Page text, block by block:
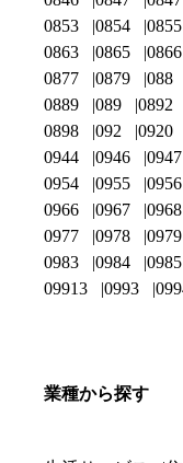
0853
0854 0855
0863
0865 0866
0877
0879 088
0889
089 0892
0898
092 0920
0944
0946 0947
0954
0955 0956
0966
0967 0968
0977
0978 0979
0983
0984 0985
09913
0993
業種から探す